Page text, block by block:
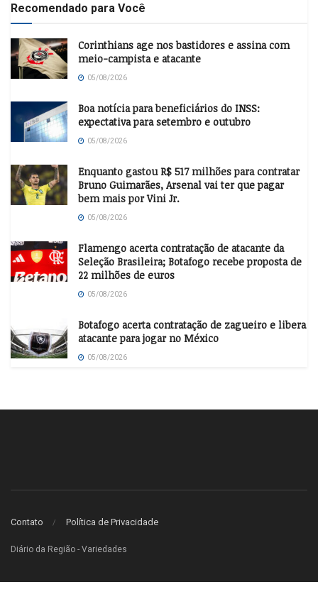
Recomendado para Você
Corinthians age nos bastidores e assina com
meio-campista e atacante
05/08/2026
Boa notícia para beneficiários do INSS:
expectativa para setembro e outubro
05/08/2026
Enquanto gastou R$ 517 milhões para contratar
Bruno Guimarães, Arsenal vai ter que pagar
bem mais por Vini Jr.
05/08/2026
Flamengo acerta contratação de atacante da
Seleção Brasileira; Botafogo recebe proposta de
22 milhões de euros
05/08/2026
Botafogo acerta contratação de zagueiro e libera
atacante para jogar no México
05/08/2026
Contato Política de Privacidade
Diário da Região - Variedades